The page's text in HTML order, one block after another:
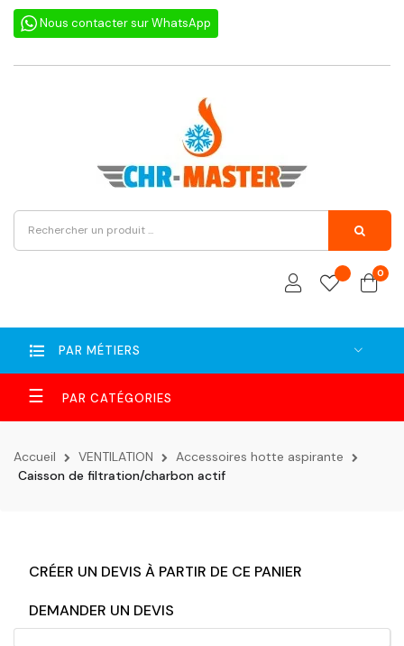
Nous contacter sur WhatsApp
0
PAR MÉTIERS
Basculer
la
navigation
☰
Accueil VENTILATION
Accessoires hotte aspirante
Caisson de filtration/charbon actif
CRÉER UN DEVIS À PARTIR DE CE PANIER
DEMANDER UN DEVIS